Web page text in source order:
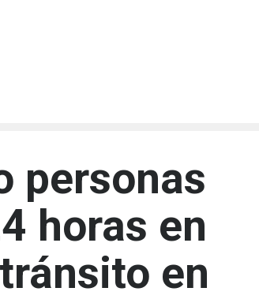
personas
horas en
en